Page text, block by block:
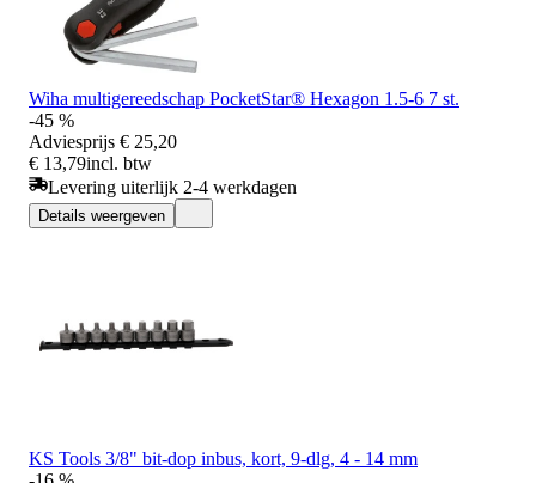
Wiha multigereedschap PocketStar® Hexagon 1.5-6 7 st.
-45 %
Adviesprijs € 25,20
€ 13,79incl. btw
Levering uiterlijk 2-4 werkdagen
Details weergeven
KS Tools 3/8" bit-dop inbus, kort, 9-dlg, 4 - 14 mm